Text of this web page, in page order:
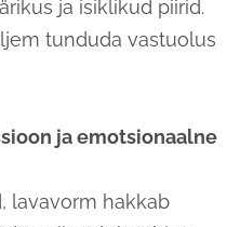
ja isiklikud piirid.
tunduda vastuolus
ja emotsionaalne
lavavorm hakkab